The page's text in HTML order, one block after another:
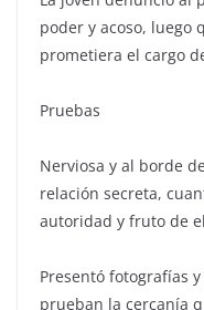
poder y acoso, luego
prometiera el cargo
Pruebas
Nerviosa y al borde
relación secreta,
autoridad y fruto de
Presentó fotografías
prueban la cercanía